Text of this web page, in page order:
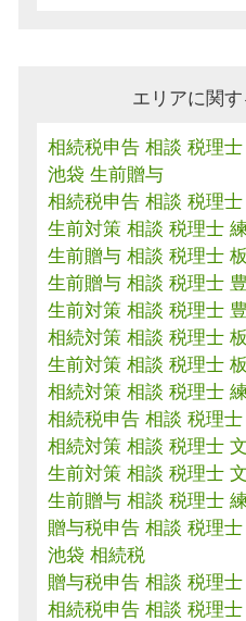
エリアに関
相続税申告 相談 税理
池袋 生前贈与
相続税申告 相談 税理
生前対策 相談 税理士
生前贈与 相談 税理士
生前贈与 相談 税理士
生前対策 相談 税理士
相続対策 相談 税理士
生前対策 相談 税理士
相続対策 相談 税理士
相続税申告 相談 税理
相続対策 相談 税理士
生前対策 相談 税理士
生前贈与 相談 税理士
贈与税申告 相談 税理
池袋 相続税
贈与税申告 相談 税理
相続税申告 相談 税理